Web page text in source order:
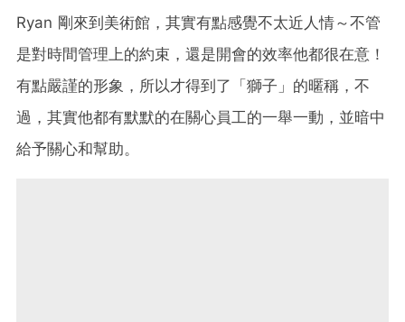
Ryan 剛來到美術館，其實有點感覺不太近人情～不管
是對時間管理上的約束，還是開會的效率他都很在意！
有點嚴謹的形象，所以才得到了「獅子」的暱稱，不
過，其實他都有默默的在關心員工的一舉一動，並暗中
給予關心和幫助。